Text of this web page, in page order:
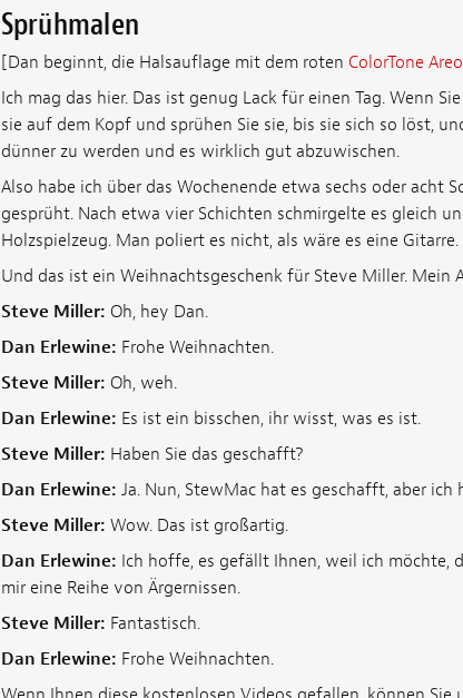
Sprühmalen
[Dan beginnt, die Halsauflage mit dem roten ColorTone
Ich mag das hier. Das ist genug Lack für einen Tag. Wenn
sie auf dem Kopf und sprühen Sie sie, bis sie sich so löst,
dünner zu werden und es wirklich gut abzuwischen.
Also habe ich über das Wochenende etwa sechs oder acht
gesprüht. Nach etwa vier Schichten schmirgelte es gleich
Holzspielzeug. Man poliert es nicht, als wäre es eine Gitarre.
Und das ist ein Weihnachtsgeschenk für Steve Miller. Mein
Steve Miller: Oh, hey Dan.
Dan Erlewine: Frohe Weihnachten.
Steve Miller: Oh, weh.
Dan Erlewine: Es ist ein bisschen, ihr wisst, was es ist.
Steve Miller: Haben Sie das geschafft?
Dan Erlewine: Ja. Nun, StewMac hat es geschafft, aber
Steve Miller: Wow. Das ist großartig.
Dan Erlewine: Ich hoffe, es gefällt Ihnen, weil ich möchte,
mir eine Reihe von Ärgernissen.
Steve Miller: Fantastisch.
Dan Erlewine: Frohe Weihnachten.